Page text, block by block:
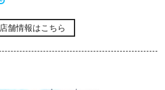
店舗情報はこちら